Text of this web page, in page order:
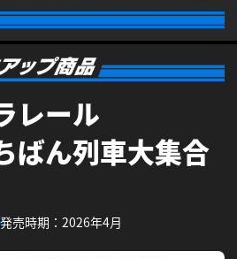
採用情報
レール
ばん列車大集合
発売時期：2026年4月